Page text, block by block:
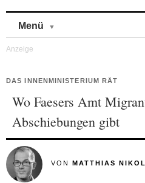
Menü
DAS INNENMINISTERIUM RÄT
Wo Faesers Amt
Abschiebungen gibt
VON MATTHIAS